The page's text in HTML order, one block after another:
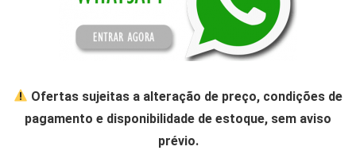
Ofertas sujeitas a alteração de preço, condições de
pagamento e disponibilidade de estoque, sem aviso
prévio.